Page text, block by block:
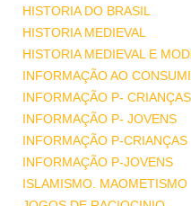
HISTORIA DO BRASIL
HISTORIA MEDIEVAL
HISTORIA MEDIEVAL E
INFORMAÇÃO AO
INFORMAÇÃO P- CRIANÇAS
INFORMAÇÃO P- JOVENS
INFORMAÇÃO P-CRIANÇAS
INFORMAÇÃO P-JOVENS
ISLAMISMO. MAOMETISMO